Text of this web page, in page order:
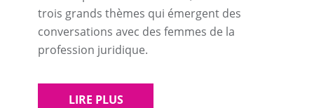
trois grands thèmes qui émergent des
conversations avec des femmes de la
profession juridique.
LIRE PLUS